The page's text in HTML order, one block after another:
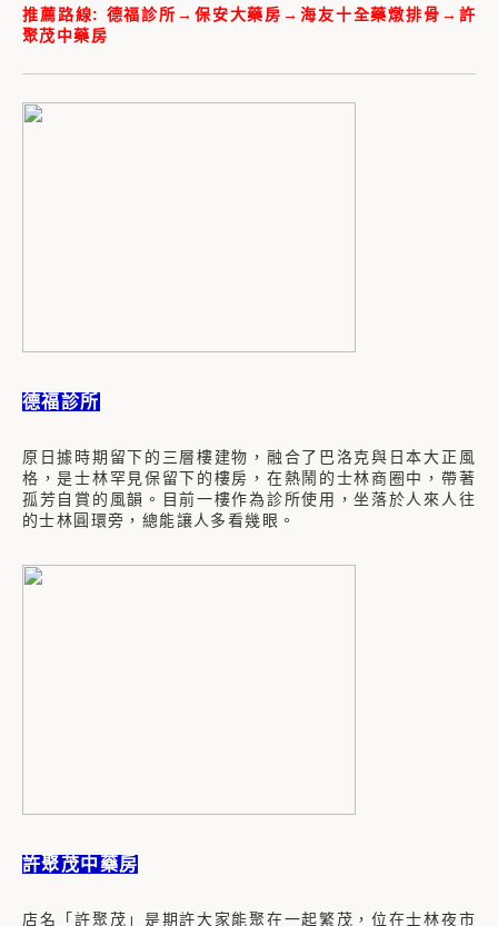
推薦路線: 德福診所→保安大藥房→海友十全藥燉排骨→許
聚茂中藥房
德福診所
原日據時期留下的三層樓建物，融合了巴洛克與日本大正風
格，是士林罕見保留下的樓房，在熱鬧的士林商圈中，帶著
孤芳自賞的風韻。目前一樓作為診所使用，坐落於人來人往
的士林圓環旁，總能讓人多看幾眼。
許聚茂中藥房
店名「許聚茂」是期許大家能聚在一起繁茂，位在士林夜市